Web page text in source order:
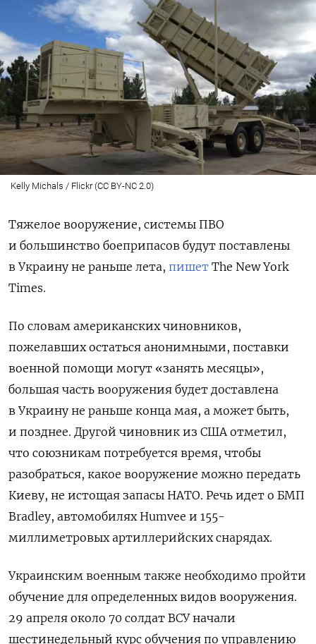
Kelly Michals / Flickr (CC BY-NC 2.0)
Тяжелое вооружение, системы ПВО
и большинство боеприпасов будут поставлены
в Украину не раньше лета, пишет The New York
Times.
По словам американских чиновников,
пожелавших остаться анонимными, поставки
военной помощи могут «занять месяцы»,
большая часть вооружения будет доставлена
в Украину не раньше конца мая, а может быть,
и позднее. Другой чиновник из США отметил,
что союзникам потребуется время, чтобы
разобраться, какое вооружение можно передать
Киеву, не истощая запасы НАТО. Речь идет о БМП
Bradley, автомобилях Humvee и 155-
миллиметровых артиллерийских снарядах.
Украинским военным также необходимо пройти
обучение для определенных видов вооружения.
29 апреля около 70 солдат ВСУ начали
шестинедельный курс обучения по управлению